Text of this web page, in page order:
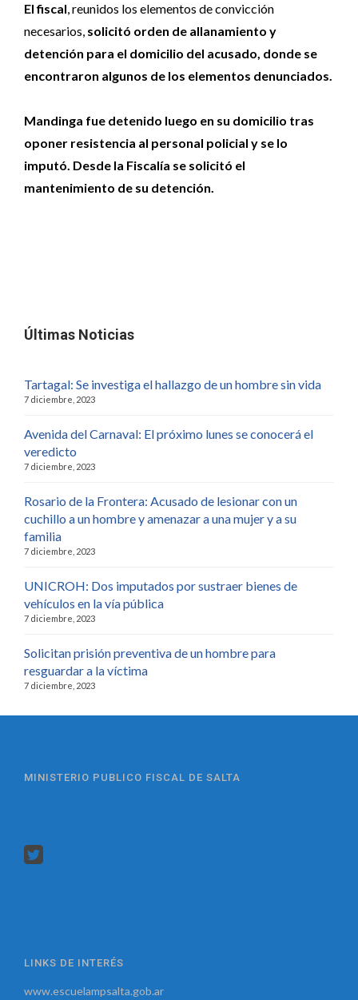
El fiscal, reunidos los elementos de convicción
necesarios, solicitó orden de allanamiento y
detención para el domicilio del acusado, donde se
encontraron algunos de los elementos denunciados.
Mandinga fue detenido luego en su domicilio tras
oponer resistencia al personal policial y se lo
imputó. Desde la Fiscalía se solicitó el
mantenimiento de su detención.
Últimas Noticias
Tartagal: Se investiga el hallazgo de un hombre sin vida
7 diciembre, 2023
Avenida del Carnaval: El próximo lunes se conocerá el
veredicto
7 diciembre, 2023
Rosario de la Frontera: Acusado de lesionar con un
cuchillo a un hombre y amenazar a una mujer y a su
familia
7 diciembre, 2023
UNICROH: Dos imputados por sustraer bienes de
vehículos en la vía pública
7 diciembre, 2023
Solicitan prisión preventiva de un hombre para
resguardar a la víctima
7 diciembre, 2023
MINISTERIO PUBLICO FISCAL DE SALTA
LINKS DE INTERÉS
www.escuelampsalta.gob.ar